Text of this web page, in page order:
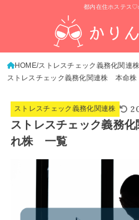
都内在住ホステス♡
HOME ストレスチェック義務化関連
ストレスチェック義務化関連株 本命
ストレスチェック義務化関連株
ストレスチェック義務
れ株 一覧